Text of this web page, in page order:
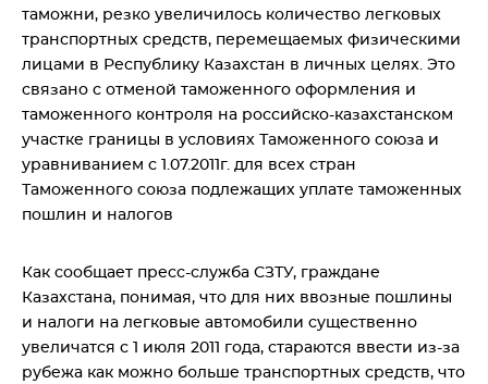
таможни, резко увеличилось количество легковых
транспортных средств, перемещаемых физическими
лицами в Республику Казахстан в личных целях. Это
связано с отменой таможенного оформления и
таможенного контроля на российско-казахстанском
участке границы в условиях Таможенного союза и
уравниванием с 1.07.2011г. для всех стран
Таможенного союза подлежащих уплате таможенных
пошлин и налогов
Как сообщает пресс-служба СЗТУ, граждане
Казахстана, понимая, что для них ввозные пошлины
и налоги на легковые автомобили существенно
увеличатся с 1 июля 2011 года, стараются ввести из-за
рубежа как можно больше транспортных средств, что